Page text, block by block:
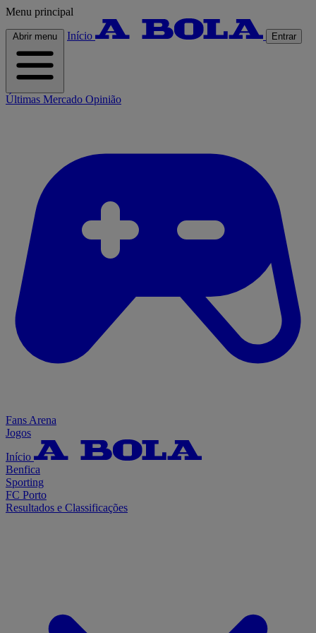
Menu principal
Abrir menu Início Entrar
Últimas Mercado Opinião
Fans Arena
Jogos
Início
Benfica
Sporting
FC Porto
Resultados e Classificações